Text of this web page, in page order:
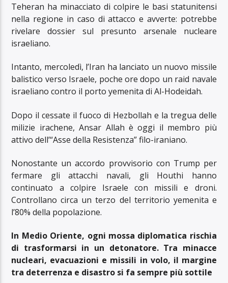
Teheran ha minacciato di colpire le basi statunitensi
nella regione in caso di attacco e avverte: potrebbe
rivelare dossier sul presunto arsenale nucleare
israeliano.
Intanto, mercoledì, l’Iran ha lanciato un nuovo missile
balistico verso Israele, poche ore dopo un raid navale
israeliano contro il porto yemenita di Al-Hodeidah.
Dopo il cessate il fuoco di Hezbollah e la tregua delle
milizie irachene, Ansar Allah è oggi il membro più
attivo dell’“Asse della Resistenza” filo-iraniano.
Nonostante un accordo provvisorio con Trump per
fermare gli attacchi navali, gli Houthi hanno
continuato a colpire Israele con missili e droni.
Controllano circa un terzo del territorio yemenita e
l’80% della popolazione.
In Medio Oriente, ogni mossa diplomatica rischia
di trasformarsi in un detonatore. Tra minacce
nucleari, evacuazioni e missili in volo, il margine
tra deterrenza e disastro si fa sempre più sottile